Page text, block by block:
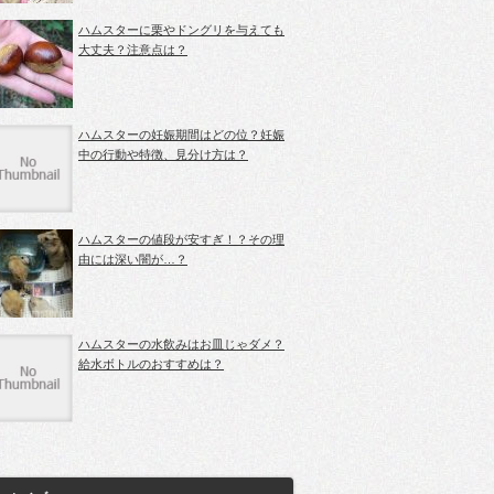
ハムスターに栗やドングリを与えても
大丈夫？注意点は？
ハムスターの妊娠期間はどの位？妊娠
中の行動や特徴、見分け方は？
ハムスターの値段が安すぎ！？その理
由には深い闇が…？
ハムスターの水飲みはお皿じゃダメ？
給水ボトルのおすすめは？